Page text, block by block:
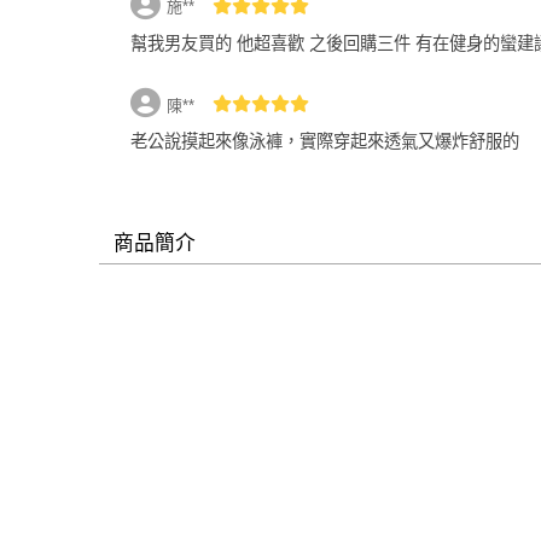
施**
幫我男友買的 他超喜歡 之後回購三件 有在健身的蠻建
陳**
老公說摸起來像泳褲，實際穿起來透氣又爆炸舒服的
商品簡介